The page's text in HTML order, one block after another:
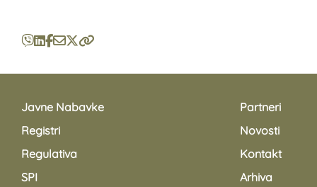
Javne Nabavke
Registri
Regulativa
SPI
Partneri
Novosti
Kontakt
Arhiva